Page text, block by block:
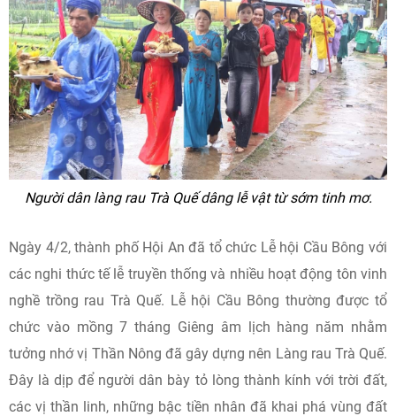
Người dân làng rau Trà Quế dâng lễ vật từ sớm tinh mơ.
Ngày 4/2, thành phố Hội An đã tổ chức Lễ hội Cầu Bông với
các nghi thức tế lễ truyền thống và nhiều hoạt động tôn vinh
nghề trồng rau Trà Quế. Lễ hội Cầu Bông thường được tổ
chức vào mồng 7 tháng Giêng âm lịch hàng năm nhằm
tưởng nhớ vị Thần Nông đã gây dựng nên Làng rau Trà Quế.
Đây là dịp để người dân bày tỏ lòng thành kính với trời đất,
các vị thần linh, những bậc tiền nhân đã khai phá vùng đất